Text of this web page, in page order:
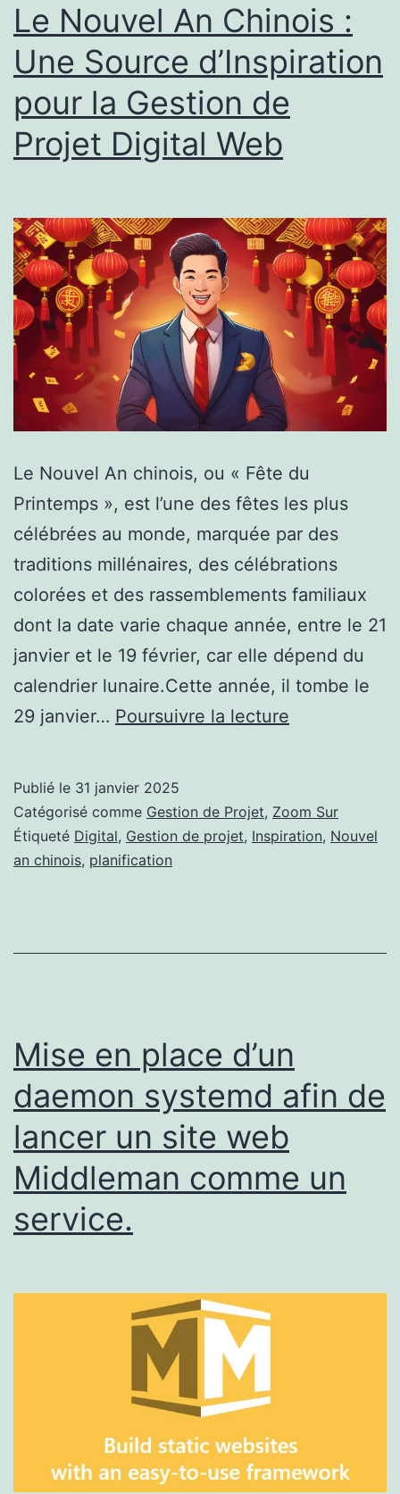
Le Nouvel An Chinois :
Une Source d’Inspiration
pour la Gestion de
Projet Digital Web
Le Nouvel An chinois, ou « Fête du
Printemps », est l’une des fêtes les plus
célébrées au monde, marquée par des
traditions millénaires, des célébrations
colorées et des rassemblements familiaux
dont la date varie chaque année, entre le 21
janvier et le 19 février, car elle dépend du
calendrier lunaire.Cette année, il tombe le
29 janvier… Poursuivre la lecture
Chinois
:
pour
de
Projet
Digital
Publié le 31 janvier 2025
Catégorisé comme Gestion de Projet, Zoom Sur
Étiqueté Digital, Gestion de projet, Inspiration, Nouvel
an chinois, planification
Mise en place d’un
daemon systemd afin de
lancer un site web
Middleman comme un
service.